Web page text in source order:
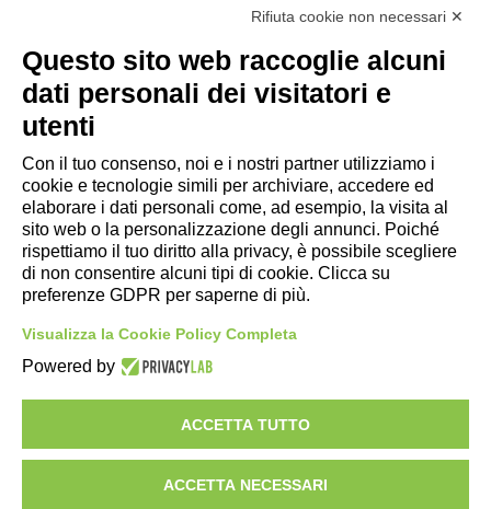
Link utili
- Ufficio di informazione e accoglienza turistica di Maranello, Fiorano
- Comune di Formigine
- Trasporti Locali
- Trenitalia
Scarica le app
- App iPhone Maranello e Dintorni
Rifiuta cookie non necessari ✕
Questo sito web raccoglie alcuni
dati personali dei visitatori e
utenti
Con il tuo consenso, noi e i nostri partner utilizziamo i
cookie e tecnologie simili per archiviare, accedere ed
elaborare i dati personali come, ad esempio, la visita al
sito web o la personalizzazione degli annunci. Poiché
rispettiamo il tuo diritto alla privacy, è possibile scegliere
di non consentire alcuni tipi di cookie. Clicca su
preferenze GDPR per saperne di più.
Visualizza la Cookie Policy Completa
Powered by
ACCETTA TUTTO
ACCETTA NECESSARI